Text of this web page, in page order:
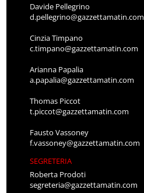
Davide Pellegrino
d.pellegrino@gazzettamatin.com
Cinzia Timpano
c.timpano@gazzettamatin.com
Arianna Papalia
a.papalia@gazzettamatin.com
Thomas Piccot
t.piccot@gazzettamatin.com
Fausto Vassoney
f.vassoney@gazzettamatin.com
SEGRETERIA
Roberta Prodoti
segreteria@gazzettamatin.com